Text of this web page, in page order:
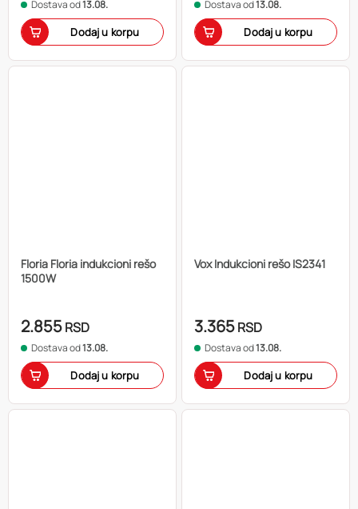
Dostava od13.08.
Dodaj u korpu
Dostava od13.08.
Dodaj u korpu
Floria Floria indukcioni rešo
1500W
2.855RSD
Dostava od13.08.
Dodaj u korpu
Vox Indukcioni rešo IS2341
3.365RSD
Dostava od13.08.
Dodaj u korpu